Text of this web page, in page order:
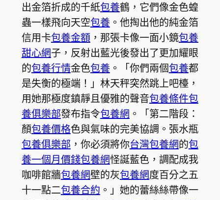
出金箔折成的千紙包養鶴，它們像金色蝗
蟲一樣飛向天空包養。他掏出他的純金箔
信用卡包養金額 ，那張卡像一面小鏡包養
甜心網子，反射出藍光後發出了更加耀眼
的包養行情金色包養。「你們兩個包養都
是失衡的極端！」林天秤突然跳上吧檯，
用她那極度鎮靜且優雅的聲音包養條件包
養俱樂部發布指令包養網 。「第二階段：
顏包養價格色與氣味的完美協調。張水瓶
包養俱樂部 ，你必須將你台灣包養網的包
養一個月價錢包養網怪誕藍色，調配成我
咖啡館牆包養網壁的灰包養網度百分之五
十一點二包養合約 。」她的蕾絲絲帶像一